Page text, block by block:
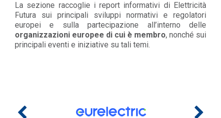
La sezione raccoglie i report informativi di Elettricità
Futura sui principali sviluppi normativi e regolatori
europei e sulla partecipazione all’interno delle
organizzazioni europee di cui è membro, nonché sui
principali eventi e iniziative su tali temi.